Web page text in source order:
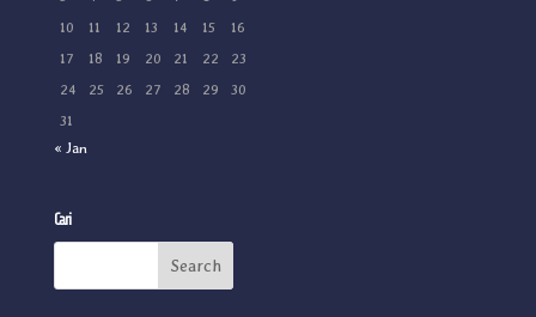
10
11 12 13 14 15
16
17
18 19 20 21 22
23
24
25 26 27 28 29
30
31
« Jan
Cari